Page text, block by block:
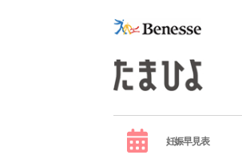
妊娠早見表